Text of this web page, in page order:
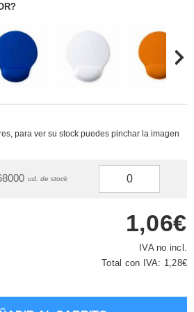
para ver su stock puedes pinchar la imagen
ud. de stock
1,06€
IVA no incl.
Total con IVA: 1,28€